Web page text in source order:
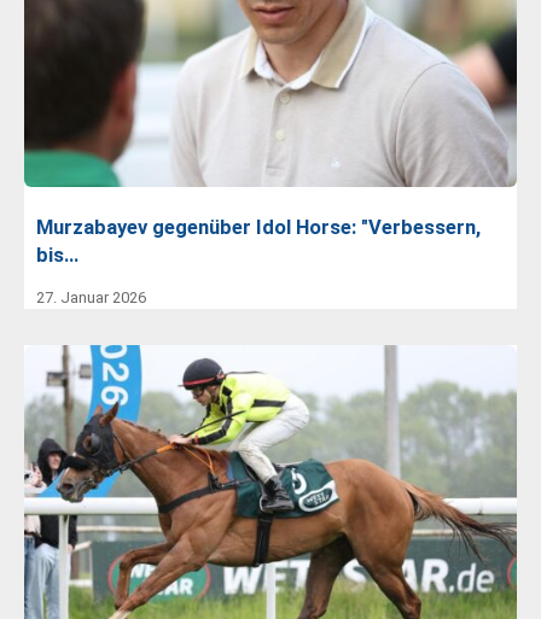
Murzabayev gegenüber Idol Horse: "Verbessern,
bis…
27. Januar 2026